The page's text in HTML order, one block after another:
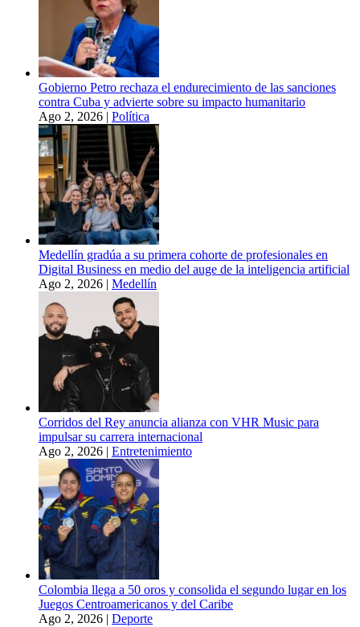
Gobierno Petro rechaza el endurecimiento de las sanciones
contra Cuba y advierte sobre su impacto humanitario
Ago 2, 2026 | Política
Medellín gradúa a su primera cohorte de profesionales en
Digital Business en medio del auge de la inteligencia artificial
Ago 2, 2026 | Medellín
Corridos del Rey anuncia alianza con VHR Music para
impulsar su carrera internacional
Ago 2, 2026 | Entretenimiento
Colombia llega a 50 oros y consolida el segundo lugar en los
Juegos Centroamericanos y del Caribe
Ago 2, 2026 | Deporte